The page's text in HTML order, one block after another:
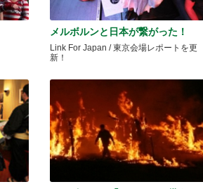
メルボルンと日本が繋がった！
Link For Japan / 東京会場レポートを更
新！